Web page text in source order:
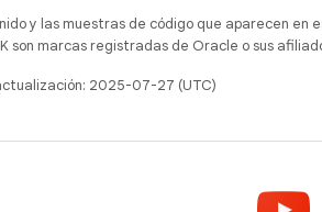
y las muestras de código que aparecen en
son marcas registradas de Oracle o sus
2025-07-27 (UTC)